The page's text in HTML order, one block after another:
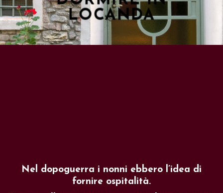
LOCANDA
Nel dopoguerra i nonni ebbero l’idea di
fornire ospitalità.